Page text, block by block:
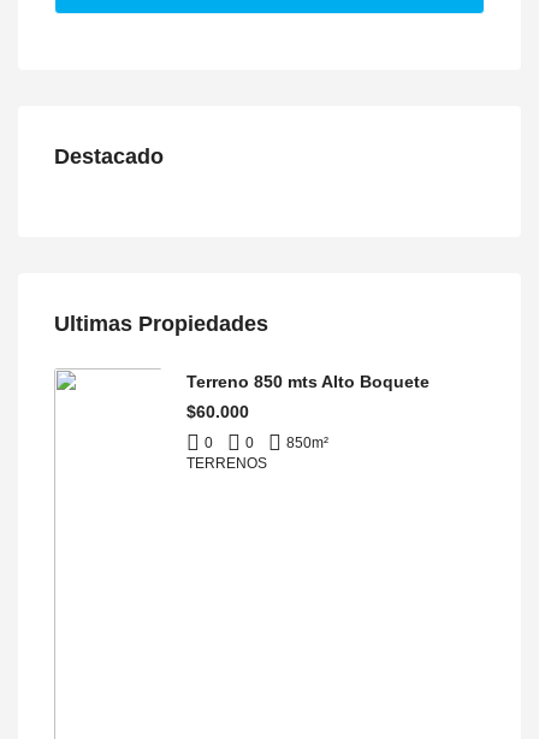
Destacado
Ultimas Propiedades
Terreno 850 mts Alto Boquete
$60.000
0 0 850m²
TERRENOS